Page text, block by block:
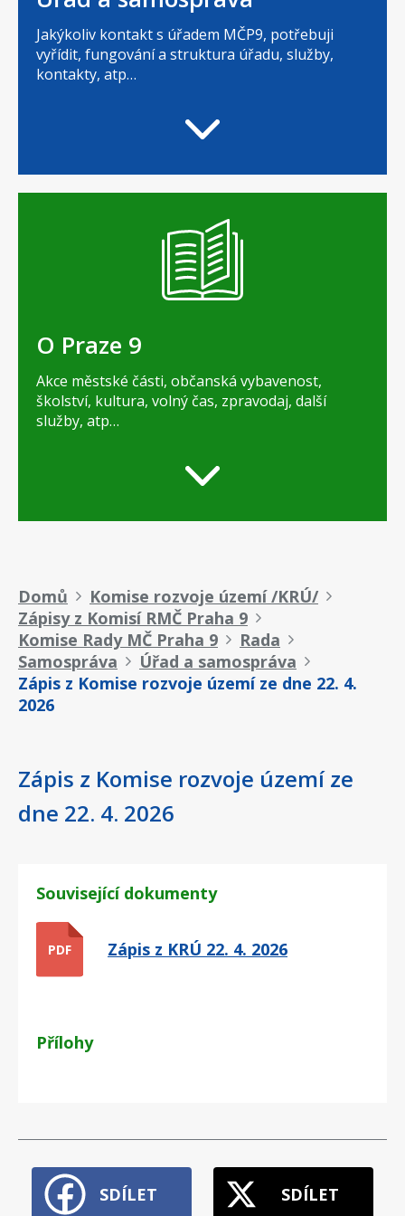
Jakýkoliv kontakt s úřadem MČP9, potřebuji
vyřídit, fungování a struktura úřadu, služby,
kontakty, atp…
O Praze 9
Akce městské části, občanská vybavenost,
školství, kultura, volný čas, zpravodaj, další
služby, atp…
Drobečková
navigace
Domů
Komise rozvoje území /KRÚ/
Zápisy z Komisí RMČ Praha 9
Komise Rady MČ Praha 9
Rada
Samospráva
Úřad a samospráva
Zápis z Komise rozvoje území ze dne 22. 4.
2026
Zápis z Komise rozvoje území ze
dne 22. 4. 2026
Související dokumenty
PDF Zápis z KRÚ 22. 4. 2026
Přílohy
SDÍLET SDÍLET